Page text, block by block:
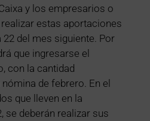
y los empresarios o
estas aportaciones
22 del mes siguiente. Por
que ingresarse el
con la cantidad
de febrero. En el
que lleven en la
se deberán realizar sus